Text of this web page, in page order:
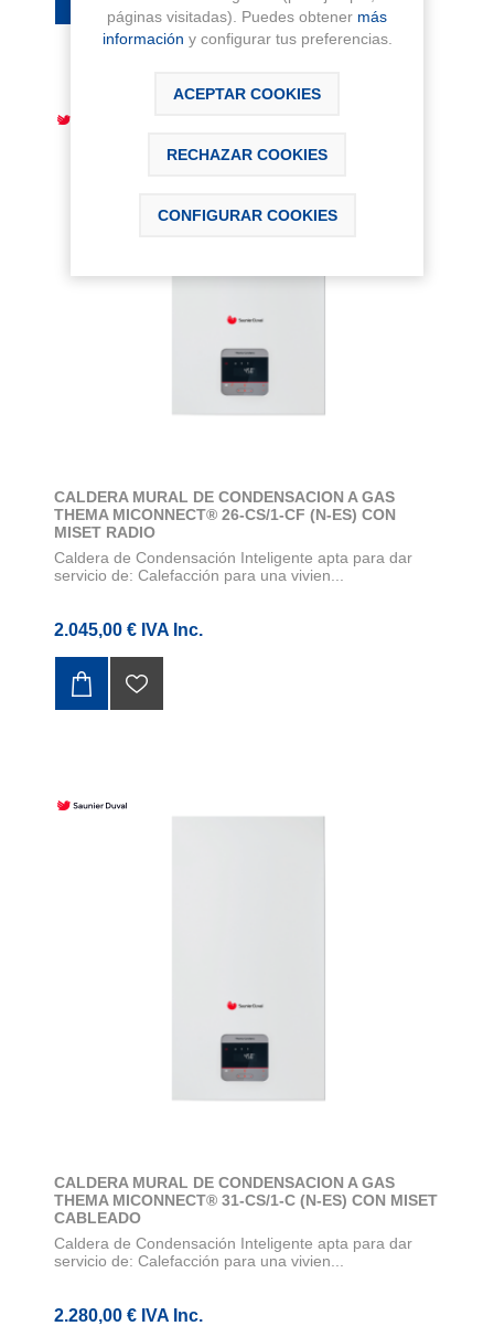
CALDERA MURAL DE CONDENSACION A GAS
THEMA MICONNECT® 26-CS/1-CF (N-ES) CON
MISET RADIO
Caldera de Condensación Inteligente apta para dar
servicio de: Calefacción para una vivien...
2.045,00 € IVA Inc.
CALDERA MURAL DE CONDENSACION A GAS
THEMA MICONNECT® 31-CS/1-C (N-ES) CON MISET
CABLEADO
Caldera de Condensación Inteligente apta para dar
servicio de: Calefacción para una vivien...
2.280,00 € IVA Inc.
páginas visitadas). Puedes obtener más
información y configurar tus preferencias.
ACEPTAR COOKIES
RECHAZAR COOKIES
CONFIGURAR COOKIES